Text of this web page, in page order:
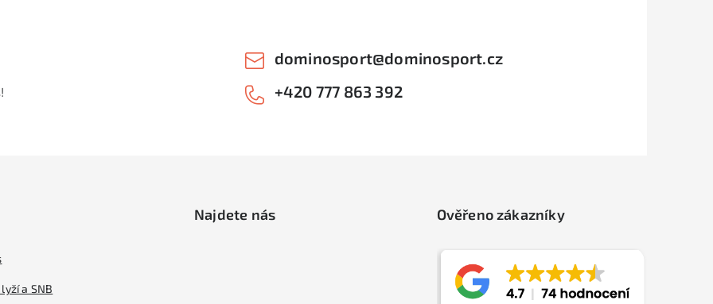
dominosport@dominosport.cz
+420 777 863 392
a SNB
Najdete nás Ověřeno zákazníky